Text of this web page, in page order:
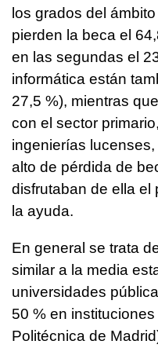
los grados del
pierden la beca el
en las segundas el
informática están
27,5 %), mientras
con el sector
ingenierías
alto de pérdida de
disfrutaban de ella el
la ayuda.
En general se trata
similar a la media
universidades
50 % en
Politécnica de